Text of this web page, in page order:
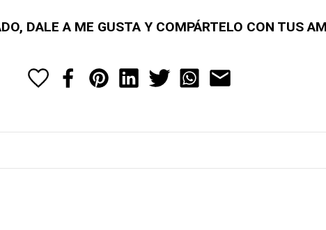
DALE A ME GUSTA Y COMPÁRTELO CON TUS